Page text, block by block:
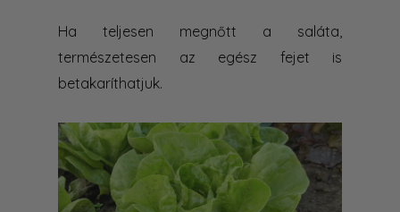
Ha teljesen megnőtt a saláta,
természetesen az egész fejet is
betakaríthatjuk.